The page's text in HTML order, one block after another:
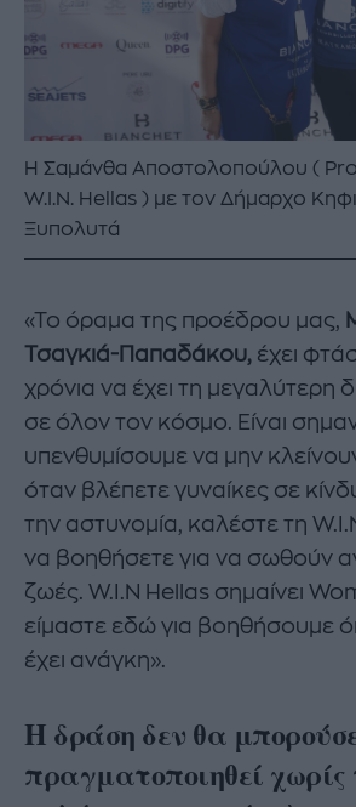
Η Σαμάνθα Αποστολοπούλου (
W.I.N. Hellas ) με τον Δήμαρχο
Ξυπολυτά
«Το όραμα της προέδρου μας,
Τσαγκιά-Παπαδάκου, έχει
χρόνια να έχει τη μεγαλύτερη
σε όλον τον κόσμο. Είναι
υπενθυμίσουμε να μην
όταν βλέπετε γυναίκες σε
την αστυνομία, καλέστε τη
να βοηθήσετε για να σωθούν
ζωές. W.I.N Hellas σημαίνει
είμαστε εδώ για βοηθήσουμε
έχει ανάγκη».
Η δράση δεν θα
πραγματοποιηθεί χωρίς